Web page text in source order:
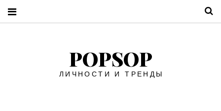
POPSOP
ЛИЧНОСТИ И ТРЕНДЫ